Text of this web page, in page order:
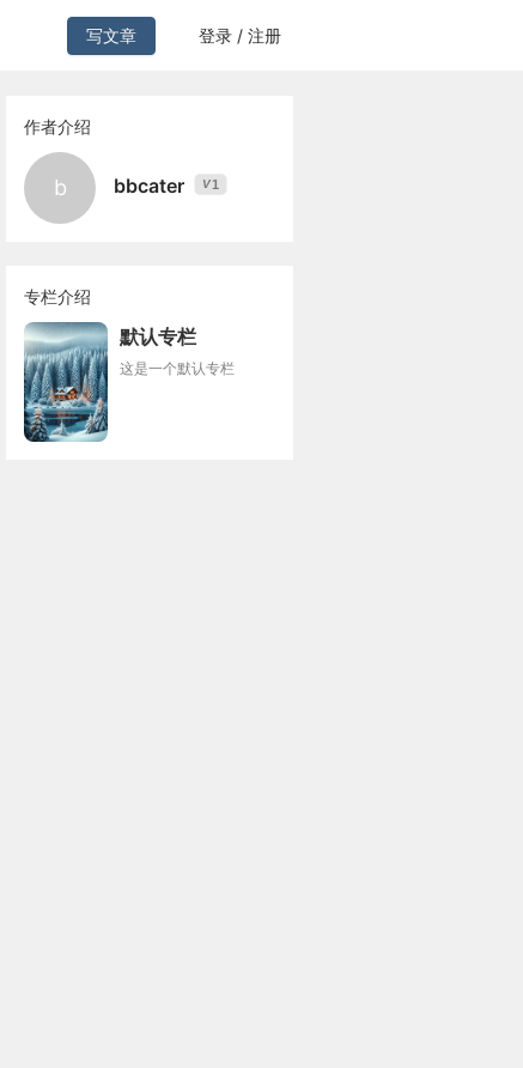
写文章 登录 / 注册
作者介绍
b bbcater V1
专栏介绍
默认专栏
这是一个默认专栏